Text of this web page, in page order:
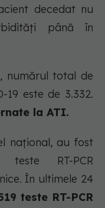
decedat nu
până în
numărul total de
19 este de 3.332.
la ATI.
național, au fost
teste RT-PCR
În ultimele 24
teste RT-PCR